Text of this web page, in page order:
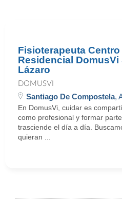
Fisioterapeuta Centro
Residencial DomusVi
Lázaro
DOMUSVI
Santiago De Compostela,
En DomusVi, cuidar es
como profesional y formar
trasciende el día a día.
quieran ...